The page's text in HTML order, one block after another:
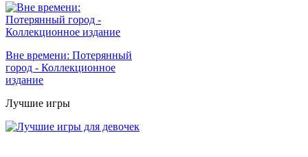
Вне времени: Потерянный
город - Коллекционное
издание
Лучшие игры